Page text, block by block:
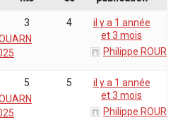
3 4
il y a 1 année
et 3 mois
Philippe ROURE
5 5
il y a 1 année
et 3 mois
Philippe ROURE